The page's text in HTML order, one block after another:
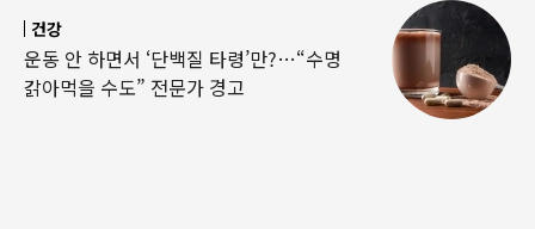
건강
운동 안 하면서 ‘단백질 타령’만?…“수명
갉아먹을 수도” 전문가 경고